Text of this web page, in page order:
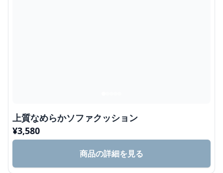
上質なめらかソファクッション
¥3,580
商品の詳細を見る